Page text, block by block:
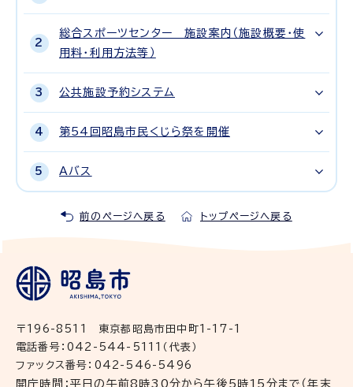
総合スポーツセンター 施設案内（施設概要・使
用料・利用方法等）
公共施設予約システム
第54回昭島市民くじら祭を開催
Aバス
前のページへ戻る トップページへ戻る
〒196-8511 東京都昭島市田中町1-17-1
電話番号：042-544-5111（代表）
ファックス番号：042-546-5496
開庁時間：平日の午前8時30分から午後5時15分まで（年末